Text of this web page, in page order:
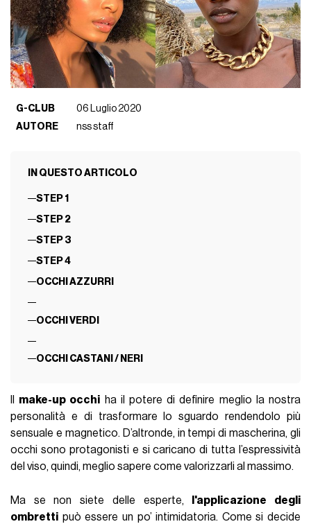
G-CLUB
06 Luglio 2020
AUTORE
nss staff
IN QUESTO ARTICOLO
STEP 1
STEP 2
STEP 3
STEP 4
OCCHI AZZURRI
OCCHI VERDI
OCCHI CASTANI / NERI
make-up occhi ha il potere di definire meglio la nostra
personalità e di trasformare lo sguardo rendendolo più
sensuale e magnetico. D’altronde, in tempi di mascherina, gli
occhi sono protagonisti e si caricano di tutta l’espressività
del viso, quindi, meglio sapere come valorizzarli al massimo.
Ma se non siete delle esperte,
l'applicazione degli
ombretti può essere un po’ intimidatoria. Come si decide